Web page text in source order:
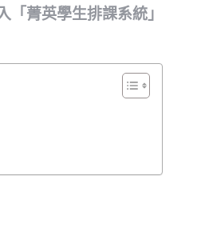
菁英學生排課系統」